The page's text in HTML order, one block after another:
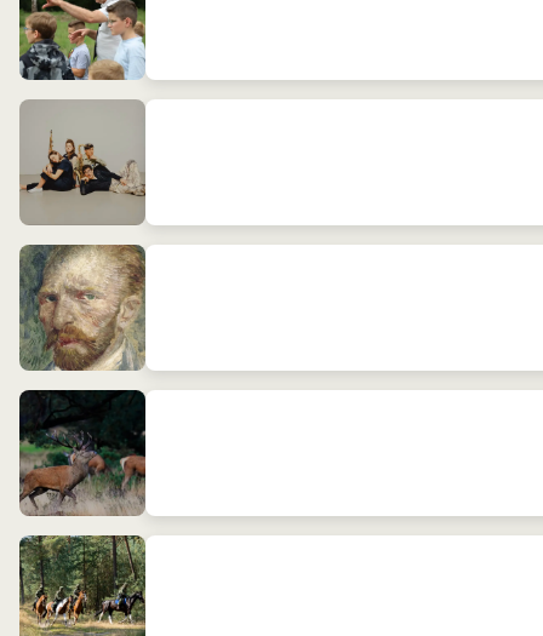
Muziekzomer NJON: Dokwerk Saxophone Quartet
Fietsexcursie: Naar buiten met Van Gogh
Bronst kijken en luisteren met de natuurgids
Militaire Prestatie Tocht Te Paard (MPTTP)